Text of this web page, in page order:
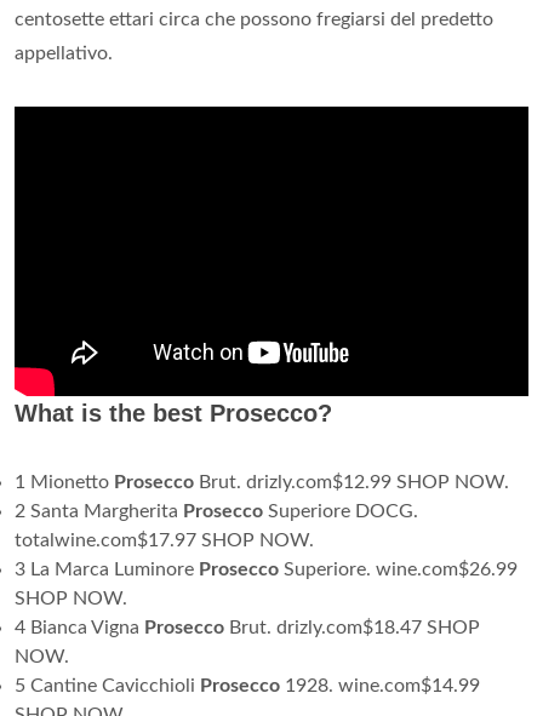
centosette ettari circa che possono fregiarsi del predetto
appellativo.
What is the best Prosecco?
1 Mionetto Prosecco Brut. drizly.com$12.99 SHOP NOW.
2 Santa Margherita Prosecco Superiore DOCG.
totalwine.com$17.97 SHOP NOW.
3 La Marca Luminore Prosecco Superiore. wine.com$26.99
SHOP NOW.
4 Bianca Vigna Prosecco Brut. drizly.com$18.47 SHOP
NOW.
5 Cantine Cavicchioli Prosecco 1928. wine.com$14.99